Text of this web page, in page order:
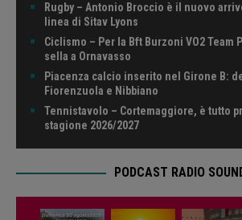
Rugby – Antonio Broccio è il nuovo
linea di Sitav Lyons
Ciclismo – Per la Bft Burzoni VO2 Team
sella a Ornavasso
Piacenza calcio inserito nel Girone B:
Fiorenzuola e Nibbiano
Tennistavolo – Cortemaggiore, è tutto
stagione 2026/2027
PODCAST RADIO